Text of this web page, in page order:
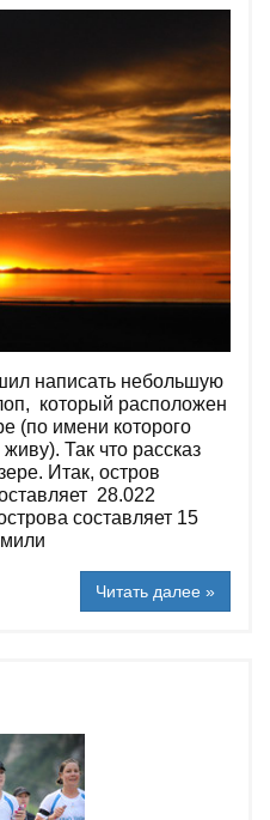
написать небольшую
который расположен
(по имени которого
Так что рассказ
Итак, остров
28.022
составляет 15
Читать далее »